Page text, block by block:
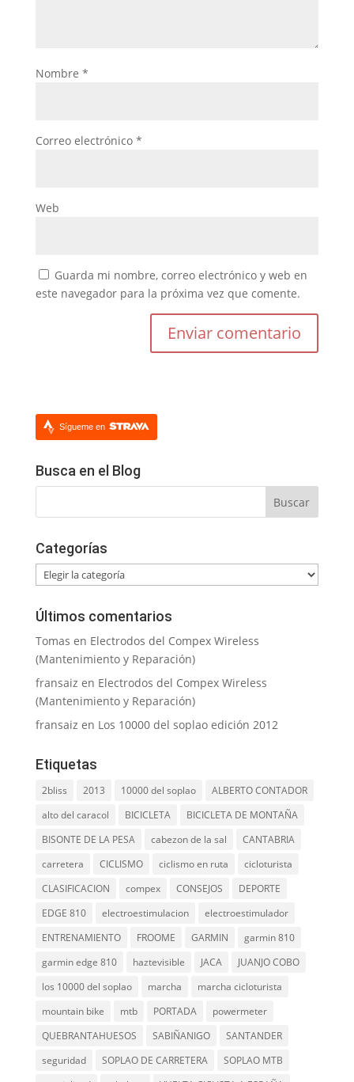
Nombre *
Correo electrónico *
Web
Guarda mi nombre, correo electrónico y web en
este navegador para la próxima vez que comente.
Sígueme en
Busca en el Blog
Categorías
Categorías
Últimos comentarios
Tomas en Electrodos del Compex Wireless
(Mantenimiento y Reparación)
fransaiz en Electrodos del Compex Wireless
(Mantenimiento y Reparación)
fransaiz en Los 10000 del soplao edición 2012
Etiquetas
2bliss 2013 10000 del soplao
ALBERTO CONTADOR
alto del caracol
BICICLETA
BICICLETA DE MONTAÑA
BISONTE DE LA PESA
cabezon de la sal
CANTABRIA
carretera
CICLISMO ciclismo en ruta
cicloturista
CLASIFICACION
compex CONSEJOS
DEPORTE
EDGE 810
electroestimulacion
electroestimulador
ENTRENAMIENTO
FROOME GARMIN
garmin 810
garmin edge 810
haztevisible JACA
JUANJO COBO
los 10000 del soplao
marcha
marcha cicloturista
mountain bike
mtb PORTADA
powermeter
QUEBRANTAHUESOS
SABIÑANIGO
SANTANDER
seguridad
SOPLAO DE CARRETERA
SOPLAO MTB